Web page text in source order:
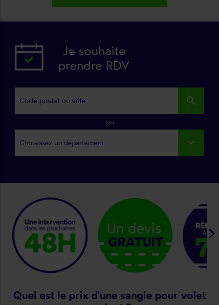
Je souhaite
prendre RDV
search
ou
Choisissez un département
Quel est le prix d'une sangle pour volet